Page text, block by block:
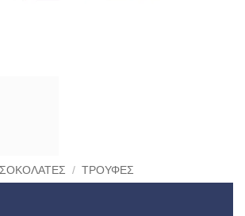
ΣΟΚΟΛΆΤΕΣ / ΤΡΟΎΦΕΣ